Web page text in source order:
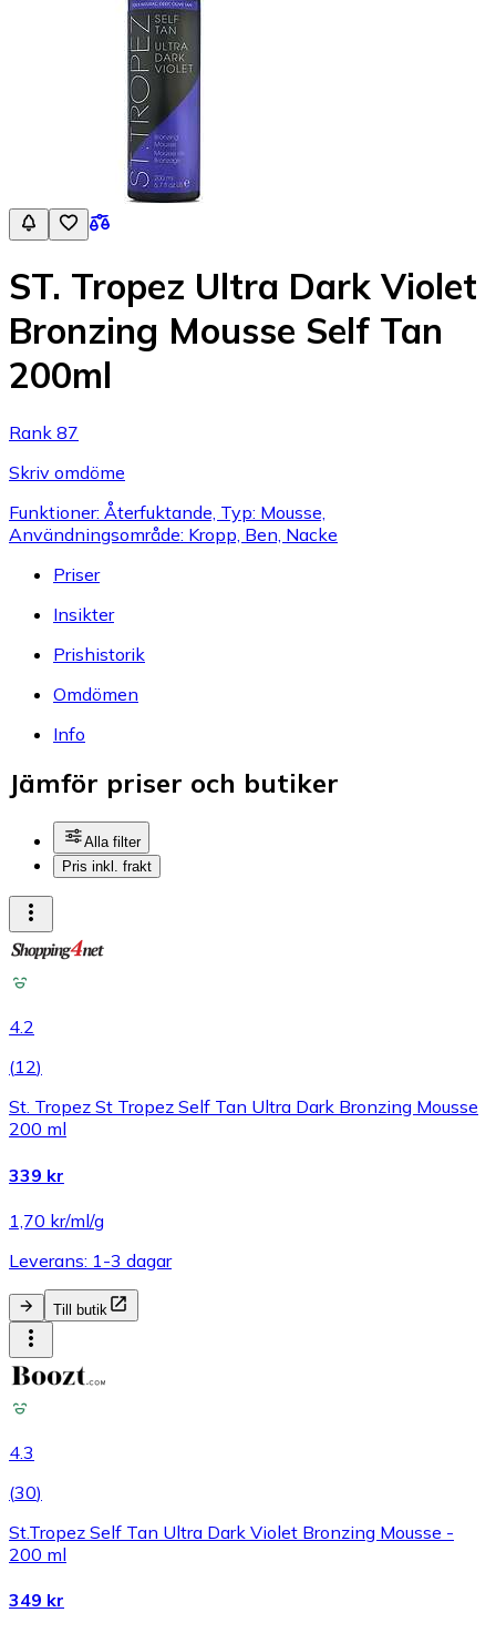
ST. Tropez Ultra Dark Violet
Bronzing Mousse Self Tan
200ml
Rank 87
Skriv omdöme
Funktioner: Återfuktande, Typ: Mousse,
Användningsområde: Kropp, Ben, Nacke
Priser
Insikter
Prishistorik
Omdömen
Info
Jämför priser och butiker
Alla filter
Pris inkl. frakt
4.2
(12)
St. Tropez St Tropez Self Tan Ultra Dark Bronzing Mousse
200 ml
339 kr
1,70 kr/ml/g
Leverans: 1-3 dagar
Till butik
4.3
(30)
St.Tropez Self Tan Ultra Dark Violet Bronzing Mousse -
200 ml
349 kr